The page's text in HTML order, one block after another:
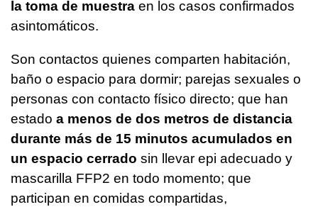
la toma de muestra en los casos confirmados
asintomáticos.
Son contactos quienes comparten habitación,
baño o espacio para dormir; parejas sexuales o
personas con contacto físico directo; que han
estado a menos de dos metros de distancia
durante más de 15 minutos acumulados en
un espacio cerrado sin llevar epi adecuado y
mascarilla FFP2 en todo momento; que
participan en comidas compartidas,